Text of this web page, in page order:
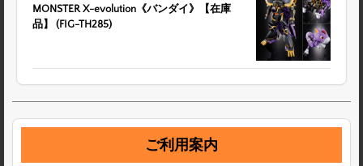
MONSTER X-evolution《バンダイ》【在庫
品】 (FIG-TH285)
ご利用案内